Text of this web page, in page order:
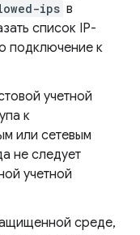
ips в
список IP-
подключение к
учетной
к
или сетевым
не следует
учетной
среде,